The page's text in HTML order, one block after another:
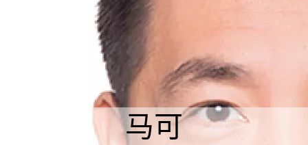
马可